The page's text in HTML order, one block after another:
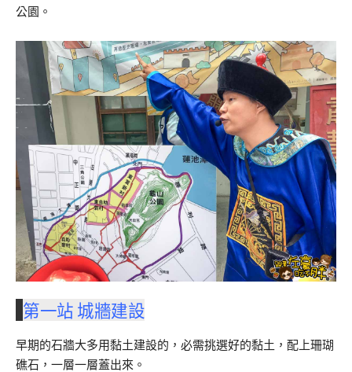
公園。
第一站 城牆建設
早期的石牆大多用黏土建設的，必需挑選好的黏土，配上珊瑚
礁石，一層一層蓋出來。